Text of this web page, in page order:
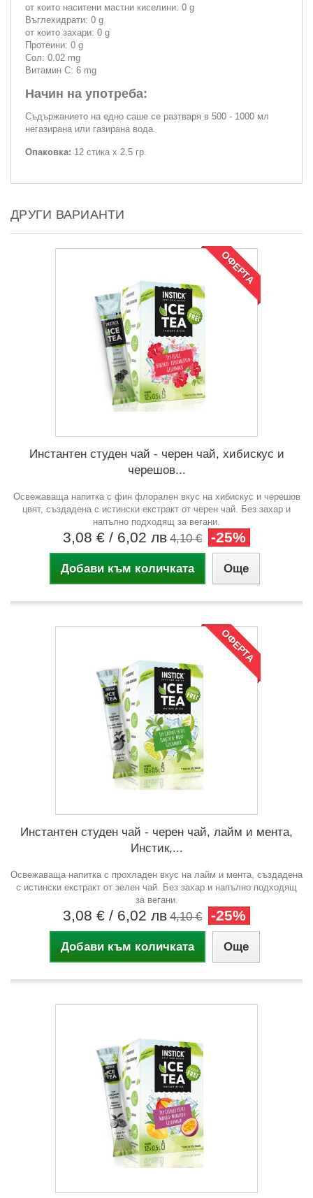
от които наситени мастни киселини: 0 g
Въглехидрати: 0 g
от които захари: 0 g
Протеини: 0 g
Сол: 0.02 mg
Витамин С: 6 mg
Начин на употреба:
Съдържанието на едно саше се разтваря в 500 - 1000 мл
негазирана или газирана вода.
Опаковка: 12 стика х 2.5 гр.
ДРУГИ ВАРИАНТИ
ОФЕРТА
Инстантен студен чай - черен чай, хибискус и
черешов...
Освежаваща напитка с фин флорален вкус на хибискус и черешов
цвят, създадена с истински екстракт от черен чай. Без захар и
напълно подходящ за вегани.
3,08 € / 6,02 лв 4,10 € -25%
Добави към количката Още
ОФЕРТА
Инстантен студен чай - черен чай, лайм и мента,
Инстик,...
Освежаваща напитка с прохладен вкус на лайм и мента, създадена
с истински екстракт от зелен чай. Без захар и напълно подходящ
за вегани.
3,08 € / 6,02 лв 4,10 € -25%
Добави към количката Още